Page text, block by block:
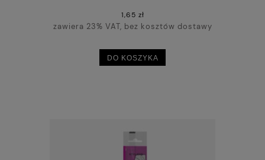
1,65 zł
zawiera 23% VAT, bez kosztów dostawy
DO KOSZYKA